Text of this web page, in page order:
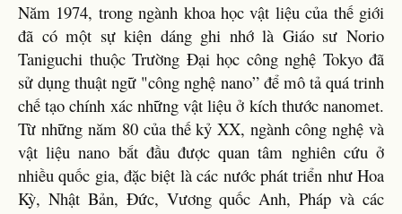
Năm 1974, trong ngành khoa học vật liệu của thế giới
đã có một sự kiện dáng ghi nhớ là Giáo sư Norio
Taniguchi thuộc Trường Đại học công nghệ Tokyo đã
sử dụng thuật ngữ "công nghệ nano” để mô tả quá trinh
chế tạo chính xác những vật liệu ở kích thước nanomet.
Từ những năm 80 của thế kỷ XX, ngành công nghệ và
vật liệu nano bắt đầu được quan tâm nghiên cứu ở
nhiều quốc gia, đặc biệt là các nước phát triển như Hoa
Kỳ, Nhật Bản, Đức, Vương quốc Anh, Pháp và các